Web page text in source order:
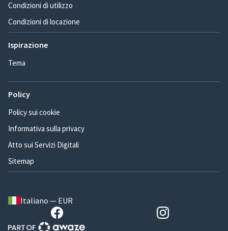
Condizioni di utilizzo
Condizioni di locazione
Ispirazione
Tema
Policy
Policy sui cookie
Informativa sulla privacy
Atto sui Servizi Digitali
Sitemap
Italiano — EUR